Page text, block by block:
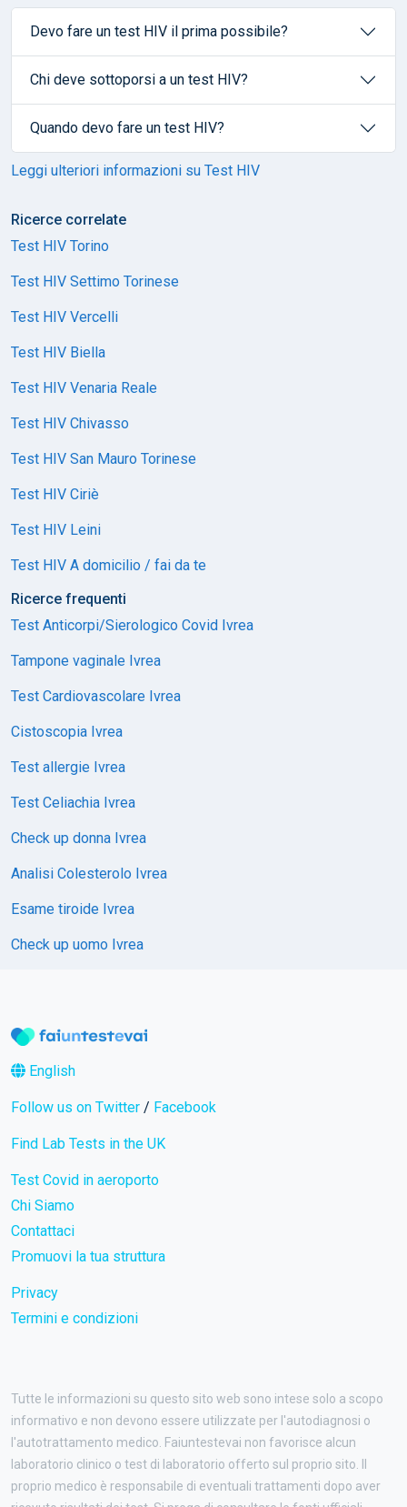
Devo fare un test HIV il prima possibile?
Chi deve sottoporsi a un test HIV?
Quando devo fare un test HIV?
Leggi ulteriori informazioni su Test HIV
Ricerce correlate
Test HIV Torino
Test HIV Settimo Torinese
Test HIV Vercelli
Test HIV Biella
Test HIV Venaria Reale
Test HIV Chivasso
Test HIV San Mauro Torinese
Test HIV Ciriè
Test HIV Leini
Test HIV A domicilio / fai da te
Ricerce frequenti
Test Anticorpi/Sierologico Covid Ivrea
Tampone vaginale Ivrea
Test Cardiovascolare Ivrea
Cistoscopia Ivrea
Test allergie Ivrea
Test Celiachia Ivrea
Check up donna Ivrea
Analisi Colesterolo Ivrea
Esame tiroide Ivrea
Check up uomo Ivrea
English
Follow us on Twitter / Facebook
Find Lab Tests in the UK
Test Covid in aeroporto
Chi Siamo
Contattaci
Promuovi la tua struttura
Privacy
Termini e condizioni
Tutte le informazioni su questo sito web sono intese solo a scopo
informativo e non devono essere utilizzate per l'autodiagnosi o
l'autotrattamento medico. Faiuntestevai non favorisce alcun
laboratorio clinico o test di laboratorio offerto sul proprio sito. Il
proprio medico è responsabile di eventuali trattamenti dopo aver